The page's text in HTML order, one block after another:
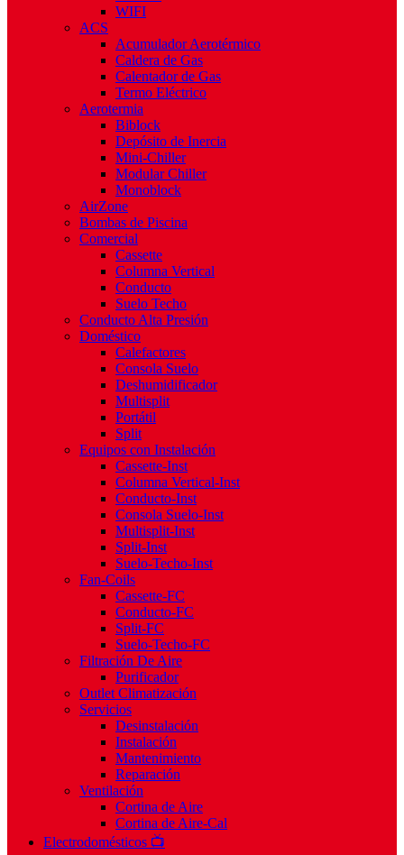
WIFI
ACS
Acumulador Aerotérmico
Caldera de Gas
Calentador de Gas
Termo Eléctrico
Aerotermia
Biblock
Depósito de Inercia
Mini-Chiller
Modular Chiller
Monoblock
AirZone
Bombas de Piscina
Comercial
Cassette
Columna Vertical
Conducto
Suelo Techo
Conducto Alta Presión
Doméstico
Calefactores
Consola Suelo
Deshumidificador
Multisplit
Portátil
Split
Equipos con Instalación
Cassette-Inst
Columna Vertical-Inst
Conducto-Inst
Consola Suelo-Inst
Multisplit-Inst
Split-Inst
Suelo-Techo-Inst
Fan-Coils
Cassette-FC
Conducto-FC
Split-FC
Suelo-Techo-FC
Filtración De Aire
Purificador
Outlet Climatización
Servicios
Desinstalación
Instalación
Mantenimiento
Reparación
Ventilación
Cortina de Aire
Cortina de Aire-Cal
Electrodomésticos 📺